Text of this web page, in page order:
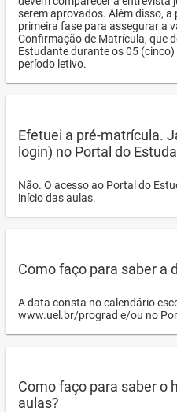
serem aprovados. Além disso, a
primeira fase para assegurar a
Confirmação de Matrícula, que
Estudante durante os 05
período letivo.
Efetuei a pré-matrícula.
login) no Portal do
Não. O acesso ao Portal do
início das aulas.
Como faço para saber a
A data consta no calendário
www.uel.br/prograd e/ou no
Como faço para saber o
aulas?